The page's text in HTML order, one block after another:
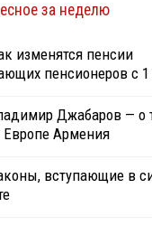
за неделю
изменятся пенсии
пенсионеров с 1
Джабаров — о
Европе Армения
вступающие в